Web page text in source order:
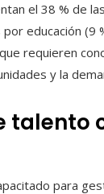
el 38 % de
educación (9
requieren
y la
talento
para